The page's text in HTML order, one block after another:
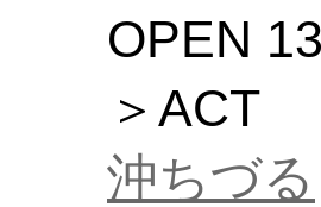
OPEN
＞ACT
沖ちづる